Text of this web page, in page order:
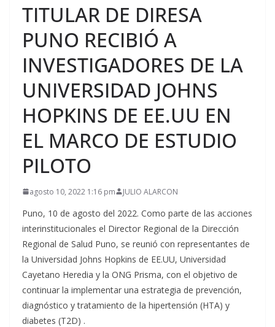
TITULAR DE DIRESA
PUNO RECIBIÓ A
INVESTIGADORES DE LA
UNIVERSIDAD JOHNS
HOPKINS DE EE.UU EN
EL MARCO DE ESTUDIO
PILOTO
agosto 10, 2022 1:16 pm JULIO ALARCON
Puno, 10 de agosto del 2022. Como parte de las acciones
interinstitucionales el Director Regional de la Dirección
Regional de Salud Puno, se reunió con representantes de
la Universidad Johns Hopkins de EE.UU, Universidad
Cayetano Heredia y la ONG Prisma, con el objetivo de
continuar la implementar una estrategia de prevención,
diagnóstico y tratamiento de la hipertensión (HTA) y
diabetes (T2D) .